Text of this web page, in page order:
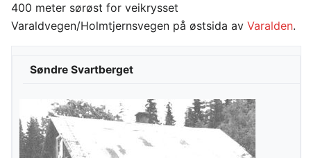
400 meter sørøst for veikrysset
Varaldvegen/Holmtjernsvegen på østsida av Varalden.
Søndre Svartberget